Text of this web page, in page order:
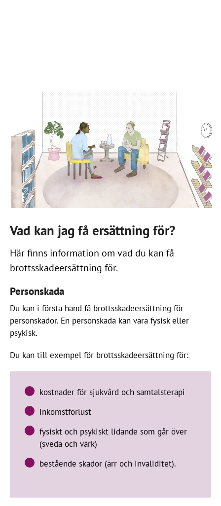
Vad kan jag få ersättning för?
Här finns information om vad du kan få
brottsskadeersättning för.
Personskada
Du kan i första hand få brottsskadeersättning för
personskador. En personskada kan vara fysisk eller
psykisk.
Du kan till exempel för brottsskadeersättning för:
kostnader för sjukvård och samtalsterapi
inkomstförlust
fysiskt och psykiskt lidande som går över
(sveda och värk)
bestående skador (ärr och invaliditet).